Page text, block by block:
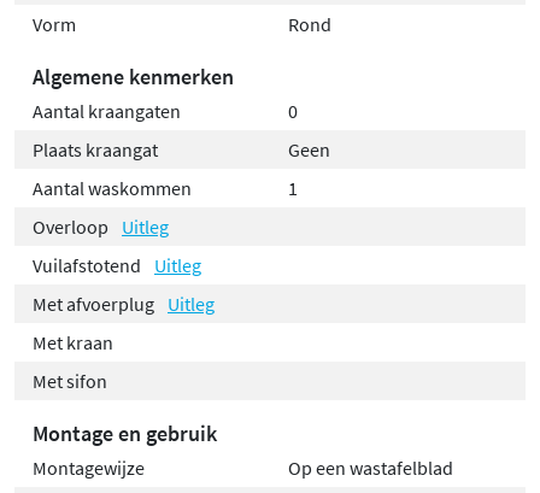
Vorm
Rond
Algemene kenmerken
Aantal kraangaten
0
Plaats kraangat
Geen
Aantal waskommen
1
Overloop
Uitleg
Vuilafstotend
Uitleg
Met afvoerplug Uitleg
Met kraan
Met sifon
Montage en gebruik
Montagewijze
Op een wastafelblad